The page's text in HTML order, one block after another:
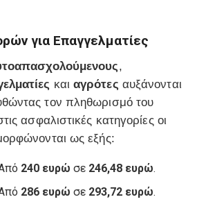
για Επαγγελματίες
,
και αγρότες αυξάνονται
τον πληθωρισμό του
ασφαλιστικές κατηγορίες οι
ως εξής:
240 ευρώ σε 246,48 ευρώ.
286 ευρώ σε 293,72 ευρώ.